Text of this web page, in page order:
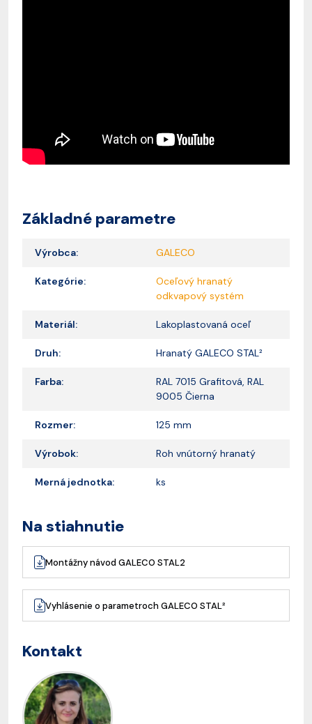
Základné parametre
Výrobca: GALECO
Kategórie:
Oceľový hranatý
odkvapový systém
Materiál: Lakoplastovaná oceľ
Druh: Hranatý GALECO STAL²
Farba:
RAL 7015 Grafitová, RAL
9005 Čierna
Rozmer: 125 mm
Výrobok: Roh vnútorný hranatý
Merná jednotka: ks
Na stiahnutie
Montážny návod GALECO STAL2
Vyhlásenie o parametroch GALECO STAL²
Kontakt